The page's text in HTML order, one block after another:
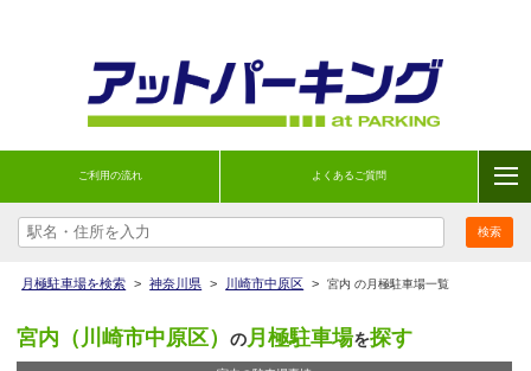
ご利用の流れ よくあるご質問
月極駐車場を検索 > 神奈川県 > 川崎市中原区 > 宮内 の月極駐車場一覧
宮内（川崎市中原区） の月極駐車場を探す